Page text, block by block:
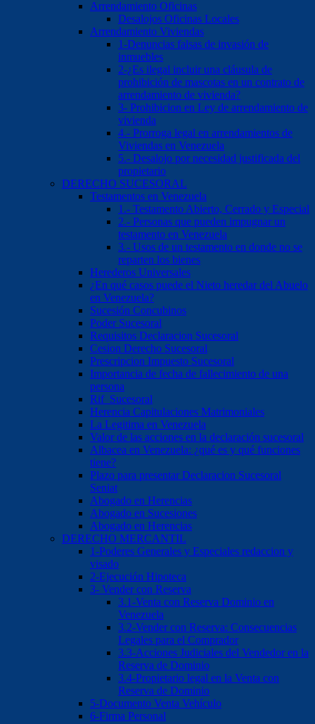
Arrendamiento Oficinas
Desalojos Oficinas Locales
Arrendamiento Viviendas
1-Denuncias falsas de invasión de
inmuebles
2-¿Es ilegal incluir una cláusula de
prohibición de mascotas en un contrato de
arrendamiento de vivienda?
3- Prohibicion en Ley de arrendamiento de
vivienda
4.- Prorroga legal en arrendamientos de
Viviendas en Venezuela
5.- Desalojo por necesidad justificada del
propietario
DERECHO SUCESORAL
Testamentos en Venezuela
1.- Testamento Abierto, Cerrado y Especial
2.- Personas que pueden impugnar un
testamento en Venezuela
3.- Usos de un testamento en donde no se
reparten los bienes
Herederos Universales
¿En qué casos puede el Nieto heredar del Abuelo
en Venezuela?
Sucesión Concubinos
Poder Sucesoral
Requisitos Declaracion Sucesoral
Cesion Derecho Sucesoral
Prescripcion Impuesto Sucesoral
Importancia de fecha de fallecimiento de una
persona
Rif Sucesoral
Herencia Capitulaciones Matrimoniales
La Legitima en Venezuela
Valor de las acciones en la declaración sucesoral
Albacea en Venezuela: ¿qué es y qué funciones
tiene?
Plazo para presentar Declaracion Sucesoral
Seniat
Abogado en Herencias
Abogado en Sucesiones
Abogado en Herencias
DERECHO MERCANTIL
1-Poderes Generales y Especiales redaccion y
visado
2-Ejecución Hipoteca
3- Vender con Reserva
3.1-Venta con Reserva Dominio en
Venezuela
3.2-Vender con Reserva: Consecuencias
Legales para el Comprador
3.3-Acciones Judiciales del Vendedor en la
Reserva de Dominio
3.4-Propietario legal en la Venta con
Reserva de Dominio
5-Documento Venta Vehículo
6-Firma Personal